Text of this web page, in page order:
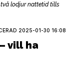
lodjur nattetid tills
2025-01-30 16:08
vill ha